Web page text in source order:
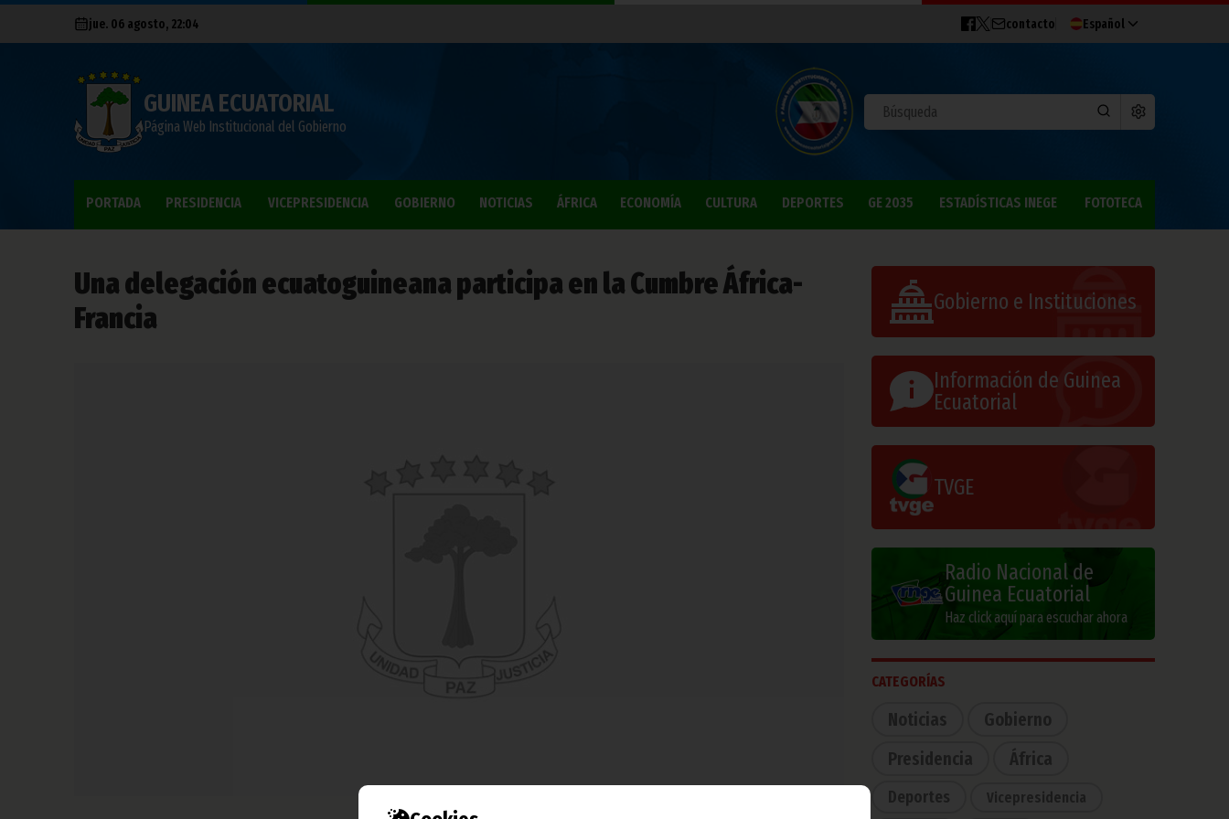
jue. 06 agosto, 22:04 contacto Español
GUINEA ECUATORIAL
Página Web Institucional del Gobierno
PORTADA PRESIDENCIA VICEPRESIDENCIA GOBIERNO NOTICIAS ÁFRICA ECONOMÍA CULTURA DEPORTES GE 2035 ESTADÍSTICAS INEGE FOTOTECA
Una delegación ecuatoguineana participa en la Cumbre África-
Francia
Gobierno e Instituciones
Información de Guinea
Ecuatorial
TVGE
Radio Nacional de
Guinea Ecuatorial
Haz click aquí para escuchar ahora
CATEGORÍAS
Noticias
Gobierno
Presidencia
África
Deportes Vicepresidencia